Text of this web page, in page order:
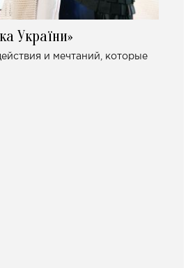
України»
и мечтаний, которые